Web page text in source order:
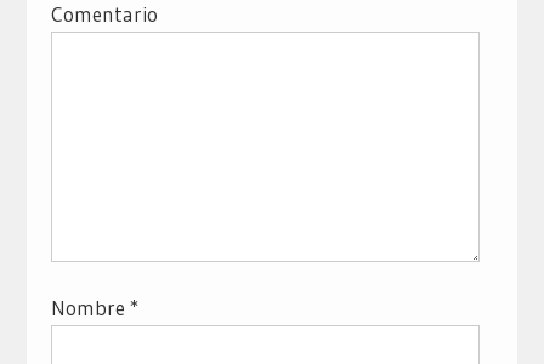
Comentario
Nombre *